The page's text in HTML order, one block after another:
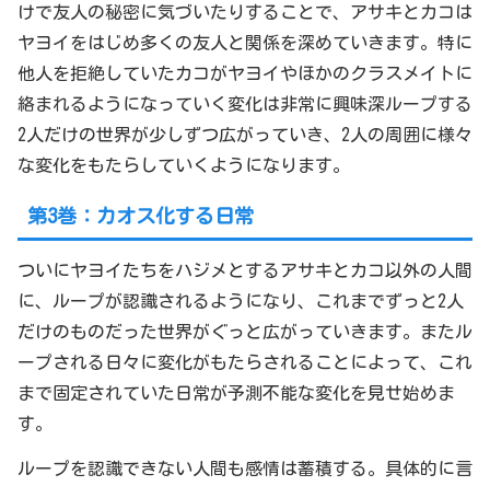
けで友人の秘密に気づいたりすることで、アサキとカコは
ヤヨイをはじめ多くの友人と関係を深めていきます。特に
他人を拒絶していたカコがヤヨイやほかのクラスメイトに
絡まれるようになっていく変化は非常に興味深ループする
2人だけの世界が少しずつ広がっていき、2人の周囲に様々
な変化をもたらしていくようになります。
第3巻：カオス化する日常
ついにヤヨイたちをハジメとするアサキとカコ以外の人間
に、ループが認識されるようになり、これまでずっと2人
だけのものだった世界がぐっと広がっていきます。またル
ープされる日々に変化がもたらされることによって、これ
まで固定されていた日常が予測不能な変化を見せ始めま
す。
ループを認識できない人間も感情は蓄積する。具体的に言